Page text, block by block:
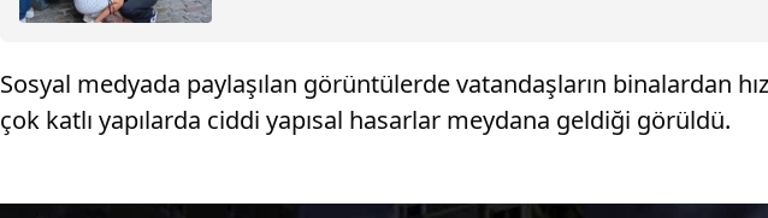
Sosyal medyada paylaşılan görüntülerde vatandaşların binalardan
çok katlı yapılarda ciddi yapısal hasarlar meydana geldiği görüldü.